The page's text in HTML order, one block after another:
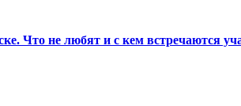
Что не любят и с кем встречаются